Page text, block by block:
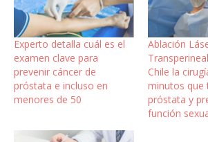
Experto detalla cuál es el
examen clave para
prevenir cáncer de
próstata e incluso en
menores de 50
Ablación
Chile la
minutos que
próstata y
función